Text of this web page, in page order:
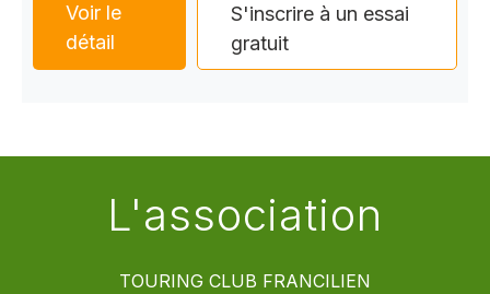
Voir le
détail
S'inscrire à un essai
gratuit
L'association
TOURING CLUB FRANCILIEN